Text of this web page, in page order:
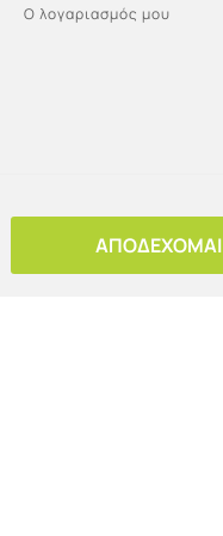
Ο λογαριασμός μου
ΑΠΟΔΕΧΟΜΑΙ